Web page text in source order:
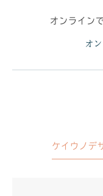
オンライン
オ
ケイウノデ